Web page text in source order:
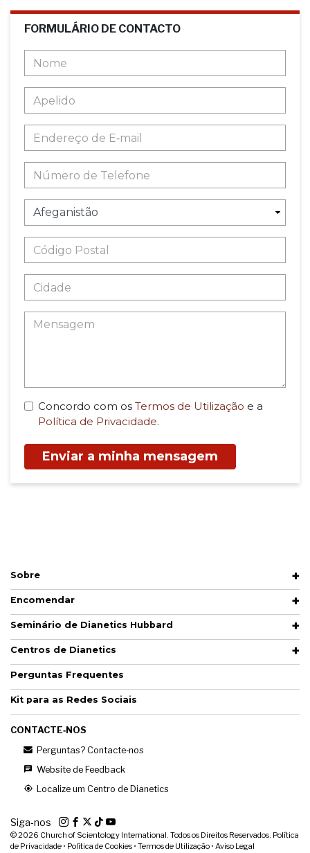
FORMULÁRIO DE CONTACTO
Concordo com os Termos de Utilização e a
Política de Privacidade.
Enviar a minha mensagem
Sobre
Encomendar
Seminário de Dianetics Hubbard
Centros de Dianetics
Perguntas Frequentes
Kit para as Redes Sociais
CONTACTE‑NOS
Perguntas? Contacte‑nos
Website de Feedback
Localize um Centro de Dianetics
Siga‑nos
© 2026 Church of Scientology International. Todos os Direitos Reservados. Política
de Privacidade • Política de Cookies • Termos de Utilização • Aviso Legal